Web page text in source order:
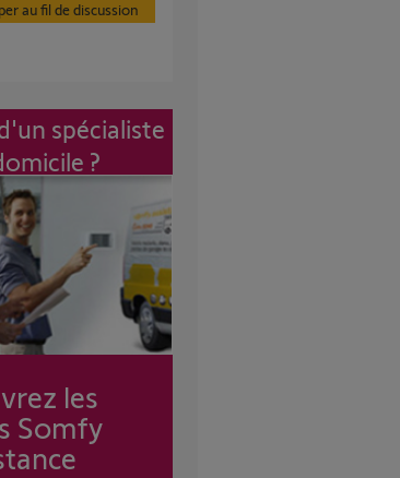
au fil de discussion
spécialiste
?
les
Somfy